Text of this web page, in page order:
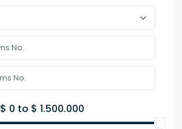
$ 0 to $ 1.500.000